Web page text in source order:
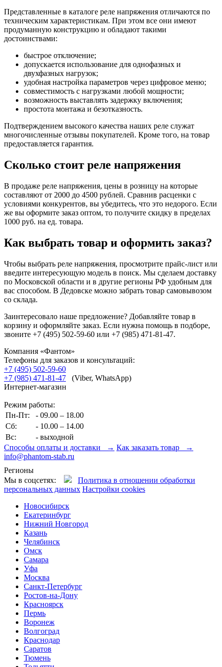
Представленные в каталоге реле напряжения отличаются по
техническим характеристикам. При этом все они имеют
продуманную конструкцию и обладают такими
достоинствами:
быстрое отключение;
допускается использование для однофазных и
двухфазных нагрузок;
удобная настройка параметров через цифровое меню;
совместимость с нагрузками любой мощности;
возможность выставлять задержку включения;
простота монтажа и безотказность.
Подтверждением высокого качества наших реле служат
многочисленные отзывы покупателей. Кроме того, на товар
предоставляется гарантия.
Сколько стоит реле напряжения
В продаже реле напряжения, цены в розницу на которые
составляют от 2000 до 4500 рублей. Сравнив расценки с
условиями конкурентов, вы убедитесь, что это недорого. Если
же вы оформите заказ оптом, то получите скидку в пределах
1000 руб. на ед. товара.
Как выбрать товар и оформить заказ?
Чтобы выбрать реле напряжения, просмотрите прайс-лист или
введите интересующую модель в поиск. Мы сделаем доставку
по Московской области и в другие регионы РФ удобным для
вас способом. В Дедовске можно забрать товар самовывозом
со склада.
Заинтересовало наше предложение? Добавляйте товар в
корзину и оформляйте заказ. Если нужна помощь в подборе,
звоните +7 (495) 502-59-60 или +7 (985) 471-81-47.
Компания «Фантом»
Телефоны для заказов и консультаций:
+7 (495) 502-59-60
+7 (985) 471-81-47 (Viber, WhatsApp)
Интернет-магазин
Режим работы:
Пн-Пт:
- 09.00 – 18.00
Сб:
- 10.00 – 14.00
Вс:
- выходной
Способы оплаты и доставки → Как заказать товар →
info@phantom-stab.ru
Регионы
Мы в соцсетях:
Политика в отношении обработки
персональных данных Настройки cookies
Новосибирск
Екатеринбург
Нижний Новгород
Казань
Челябинск
Омск
Самара
Уфа
Москва
Санкт-Петербург
Ростов-на-Дону
Красноярск
Пермь
Воронеж
Волгоград
Краснодар
Саратов
Тюмень